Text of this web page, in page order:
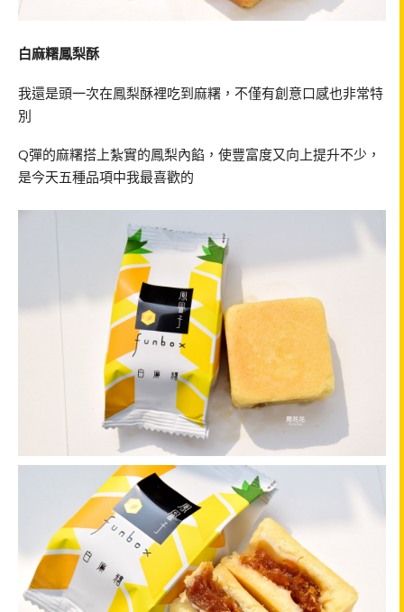
白麻糬鳳梨酥
我還是頭一次在鳳梨酥裡吃到麻糬，不僅有創意口感也非常特
別
Q彈的麻糬搭上紮實的鳳梨內餡，使豐富度又向上提升不少，
是今天五種品項中我最喜歡的